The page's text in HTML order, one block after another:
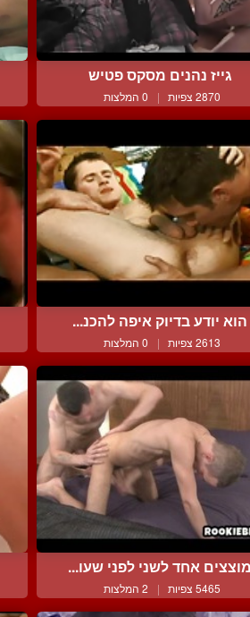
גייז נהנים מסקס פטיש
2870 צפיות | 0 המלצות
הוא יודע בדיוק איפה להכנ...
2613 צפיות | 0 המלצות
מוצצים אחד לשני לפני שעו...
5465 צפיות | 2 המלצות